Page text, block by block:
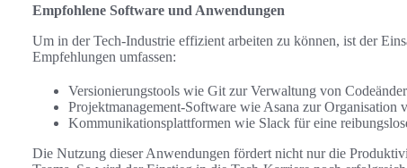
Empfohlene Software und Anwendungen
Um in der Tech-Industrie effizient arbeiten zu können, ist der
Empfehlungen umfassen:
Versionierungstools wie Git zur Verwaltung von
Projektmanagement-Software wie Asana zur Organisation
Kommunikationsplattformen wie Slack für eine
Die Nutzung dieser Anwendungen fördert nicht nur die